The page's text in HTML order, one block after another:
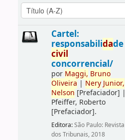
Cartel:
responsabilidade
civil
concorrencial/
por Maggi, Bruno
Oliveira | Nery Junior,
Nelson [Prefaciador] |
Pfeiffer, Roberto
[Prefaciador].
Editora:São Paulo: Revista
dos Tribunais, 2018